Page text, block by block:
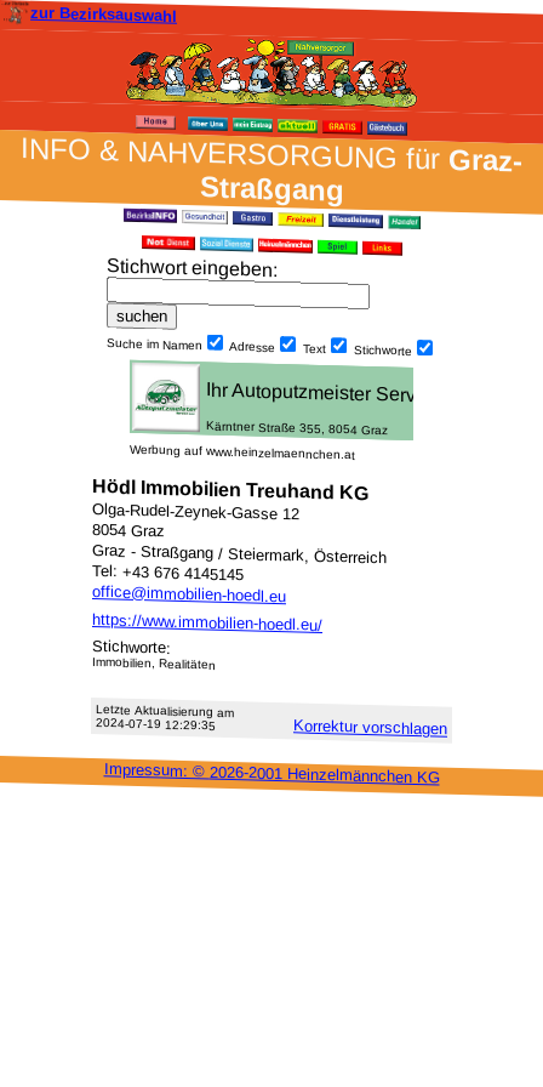
zur Bezirksauswahl
INFO & NAH­VER­SORG­UNG fürGraz-
Straßgang
Stich­wort ein­geben:
Suche im Namen Adresse Text Stich­worte
Werbung auf www.heinzelmaennchen.at
Hödl Immobilien Treuhand KG
Olga-Rudel-Zeynek-Gasse 12
8054 Graz
Graz - Straßgang / Steiermark, Österreich
Tel: +43 676 4145145
office@immobilien-hoedl.eu
https://www.immobilien-hoedl.eu/
Stichworte:
Immobilien, Realitäten
Letzte Aktu­alisie­rung am
2024-07-19 12:29:35 Korrektur vor­schlagen
Impressum: © 2026-2001 Heinzel­männchen KG